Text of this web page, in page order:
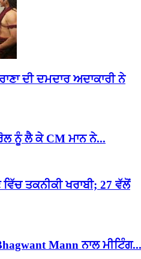
ਦੀ ਦਮਦਾਰ ਅਦਾਕਾਰੀ ਨੇ
ਨੂੰ ਲੈ ਕੇ CM ਮਾਨ ਨੇ...
ਵਿੱਚ ਤਕਨੀਕੀ ਖਰਾਬੀ; 27 ਵੱਲੋਂ
Mann ਨਾਲ ਮੀਟਿੰਗ...